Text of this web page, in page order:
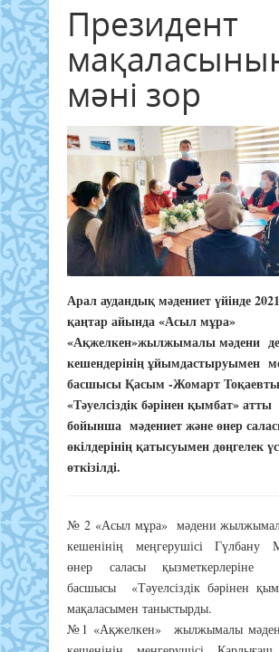
Президент
мәні зор
Арал аудандық мәдениет үйінде
қаңтар айында «Асыл мұра»
«Ақжелкен»жылжымалы мәдени
кешендерінің ұйымдастыруымен
басшысы Қасым -Жомарт
«Тәуелсіздік бәрінен қымбат»
бойынша мәдениет және өнер
өкілдерінің қатысуымен дөңгелек
өткізілді.
№ 2 «Асыл мұра» мәдени
кешенінің меңгерушісі Гүлбану
өнер саласы қызметкерлеріне
басшысы «Тәуелсіздік бәрінен
мақаласымен таныстырды.
№1 «Ақжелкен» жылжымалы